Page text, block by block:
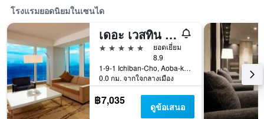
โรงแรมยอดนิยมในเซนได
เดอะ เวสทิน เซนได
5 ดาว
ยอดเยี่ยม
8.9
1-9-1 Ichiban-Cho, Aoba-ku, เซนได, ญี่ปุ่น
0.0 กม. จากใจกลางเมือง
฿7,035 ดูข้อเสนอ